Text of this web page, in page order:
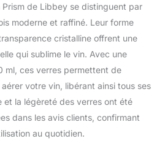
Prism de Libbey se distinguent par
moderne et raffiné. Leur forme
cristalline offrent une
qui sublime le vin. Avec une
ml, ces verres permettent de
votre vin, libérant ainsi tous ses
et la légèreté des verres ont été
dans les avis clients, confirmant
au quotidien.